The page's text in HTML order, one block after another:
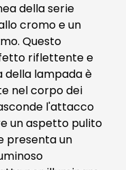
della serie
cromo e un
Questo
riflettente e
della lampada è
nel corpo dei
l'attacco
un aspetto pulito
presenta un